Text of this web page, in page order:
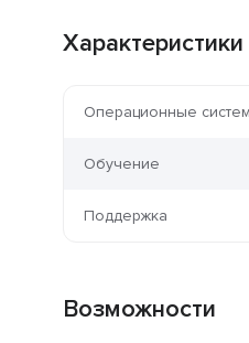
Характеристики
Операционные
Обучение
Поддержка
Возможности